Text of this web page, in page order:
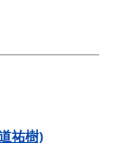
祐樹)